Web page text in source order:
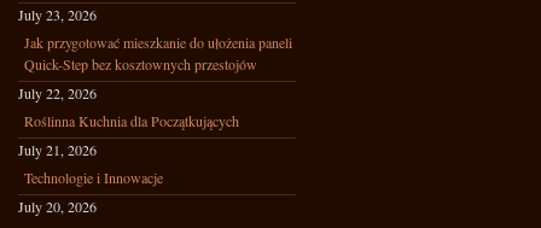
July 23, 2026
Jak przygotować mieszkanie do ułożenia paneli
Quick-Step bez kosztownych przestojów
July 22, 2026
Roślinna Kuchnia dla Początkujących
July 21, 2026
Technologie i Innowacje
July 20, 2026